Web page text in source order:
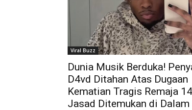
Viral Buzz
Dunia Musik Berduka!
D4vd Ditahan Atas Dugaan
Kematian Tragis Remaja
Jasad Ditemukan di Dalam